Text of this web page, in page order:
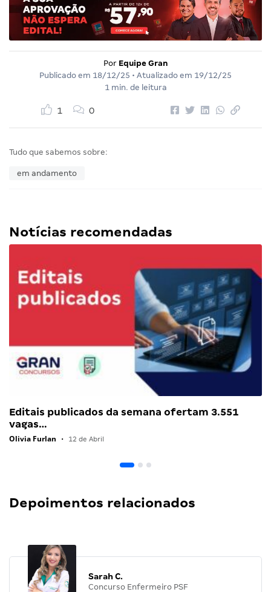
Por Equipe Gran
Publicado em 18/12/25 • Atualizado em 19/12/25
1 min. de leitura
1 0
Tudo que sabemos sobre:
em andamento
Notícias recomendadas
Editais publicados da semana ofertam 3.551
vagas…
Olivia Furlan • 12 de Abril
Depoimentos relacionados
Sarah C.
Concurso Enfermeiro PSF